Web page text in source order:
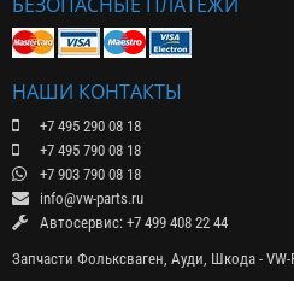
НАШИ КОНТАКТЫ
+7 495 290 08 18
+7 495 790 08 18
+7 903 790 08 18
info@vw-parts.ru
Автосервис: +7 499 408 22 44
Запчасти Фольксваген, Ауди, Шкода -